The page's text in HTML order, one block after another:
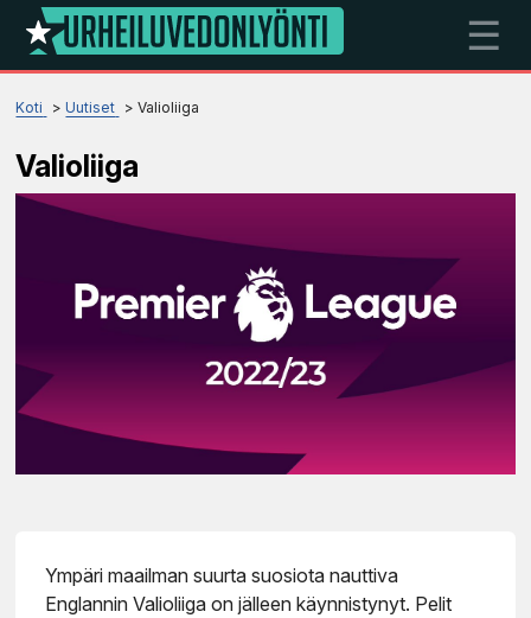
☰
Koti Uutiset Valioliiga
Valioliiga
Ympäri maailman suurta suosiota nauttiva
Englannin Valioliiga on jälleen käynnistynyt. Pelit